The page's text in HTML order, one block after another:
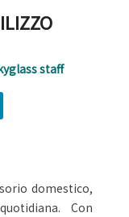
staff
domestico,
Con